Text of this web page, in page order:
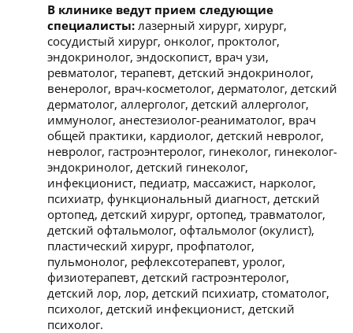
В клинике ведут прием следующие
специалисты: лазерный хирург, хирург,
сосудистый хирург, онколог, проктолог,
эндокринолог, эндоскопист, врач узи,
ревматолог, терапевт, детский эндокринолог,
венеролог, врач-косметолог, дерматолог, детский
дерматолог, аллерголог, детский аллерголог,
иммунолог, анестезиолог-реаниматолог, врач
общей практики, кардиолог, детский невролог,
невролог, гастроэнтеролог, гинеколог, гинеколог-
эндокринолог, детский гинеколог,
инфекционист, педиатр, массажист, нарколог,
психиатр, функциональный диагност, детский
ортопед, детский хирург, ортопед, травматолог,
детский офтальмолог, офтальмолог (окулист),
пластический хирург, профпатолог,
пульмонолог, рефлексотерапевт, уролог,
физиотерапевт, детский гастроэнтеролог,
детский лор, лор, детский психиатр, стоматолог,
психолог, детский инфекционист, детский
психолог.